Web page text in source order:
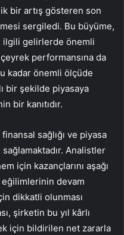
bir artış gösteren son
sergiledi. Bu büyüme,
ilgili gelirlerde önemli
performansına da
kadar önemli ölçüde
bir şekilde piyasaya
bir kanıtıdır.
sağlığı ve piyasa
Analistler
için kazançlarını aşağı
devam
dikkatli olunması
şirketin bu yıl kârlı
için bildirilen net zararla